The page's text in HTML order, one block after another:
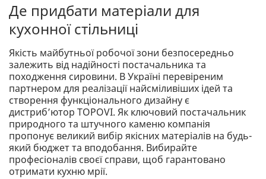
Де придбати матеріали для
кухонної стільниці
Якість майбутньої робочої зони безпосередньо
залежить від надійності постачальника та
походження сировини. В Україні перевіреним
партнером для реалізації найсміливіших ідей та
створення функціонального дизайну є
дистриб’ютор TOPOVI. Як ключовий постачальник
природного та штучного каменю компанія
пропонує великий вибір якісних матеріалів на будь-
який бюджет та вподобання. Вибирайте
професіоналів своєї справи, щоб гарантовано
отримати кухню мрії.